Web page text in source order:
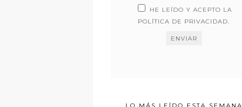
HE LEÍDO Y ACEPTO LA
POLÍTICA DE PRIVACIDAD.